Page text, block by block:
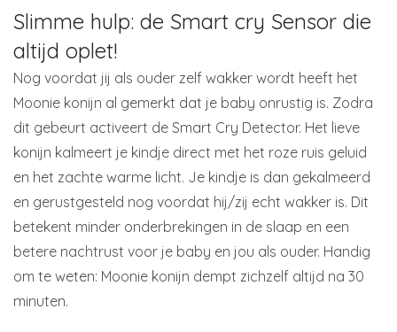
Slimme hulp: de Smart cry Sensor die
altijd oplet!
Nog voordat jij als ouder zelf wakker wordt heeft het
Moonie konijn al gemerkt dat je baby onrustig is. Zodra
dit gebeurt activeert de Smart Cry Detector. Het lieve
konijn kalmeert je kindje direct met het roze ruis geluid
en het zachte warme licht. Je kindje is dan gekalmeerd
en gerustgesteld nog voordat hij/zij echt wakker is. Dit
betekent minder onderbrekingen in de slaap en een
betere nachtrust voor je baby en jou als ouder. Handig
om te weten: Moonie konijn dempt zichzelf altijd na 30
minuten.